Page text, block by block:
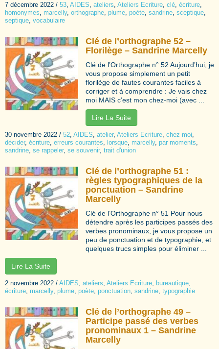
7 décembre 2022 / 53 AIDES ateliers Ateliers Ecriture clé écriture
homonymes
marcelly, orthographe plume poète sandrine sceptique
septique vocabulaire
Clé de l’orthographe 52 –
Florilège – Sandrine Marcelly
Clé de l’Orthographe n° 52 Aujourd’hui, je
vous propose simplement un petit
florilège de fautes courantes faciles à
corriger et à comprendre : Je vais chez
moi MAIS c’est mon chez-moi (avec ...
Lire La Suite
30 novembre 2022 / 52 AIDES atelier, Ateliers Ecriture chez moi
décider, écriture erreurs courantes lorsque marcelly, par moments
sandrine se rappeler, se souvenir, trait d'union
Clé de l’orthographe 51 :
règles typographiques de la
ponctuation – Sandrine
Marcelly
Clé de l’Orthographe n° 51 Pour nous
détendre après les participes passés des
verbes pronominaux, je vous propose un
peu de ponctuation et de typographie, et
quelques trucs simples pour éliminer ...
Lire La Suite
2 novembre 2022 / AIDES ateliers Ateliers Ecriture bureautique
écriture marcelly, plume poète ponctuation sandrine typographie
Clé de l’orthographe 49 –
Participe passé des verbes
pronominaux 1 – Sandrine
Marcelly